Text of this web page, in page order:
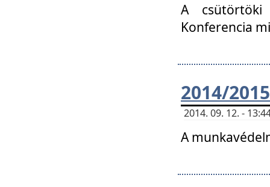
A csütörtöki
Konferencia
2014/
2014. 09. 12. -
A